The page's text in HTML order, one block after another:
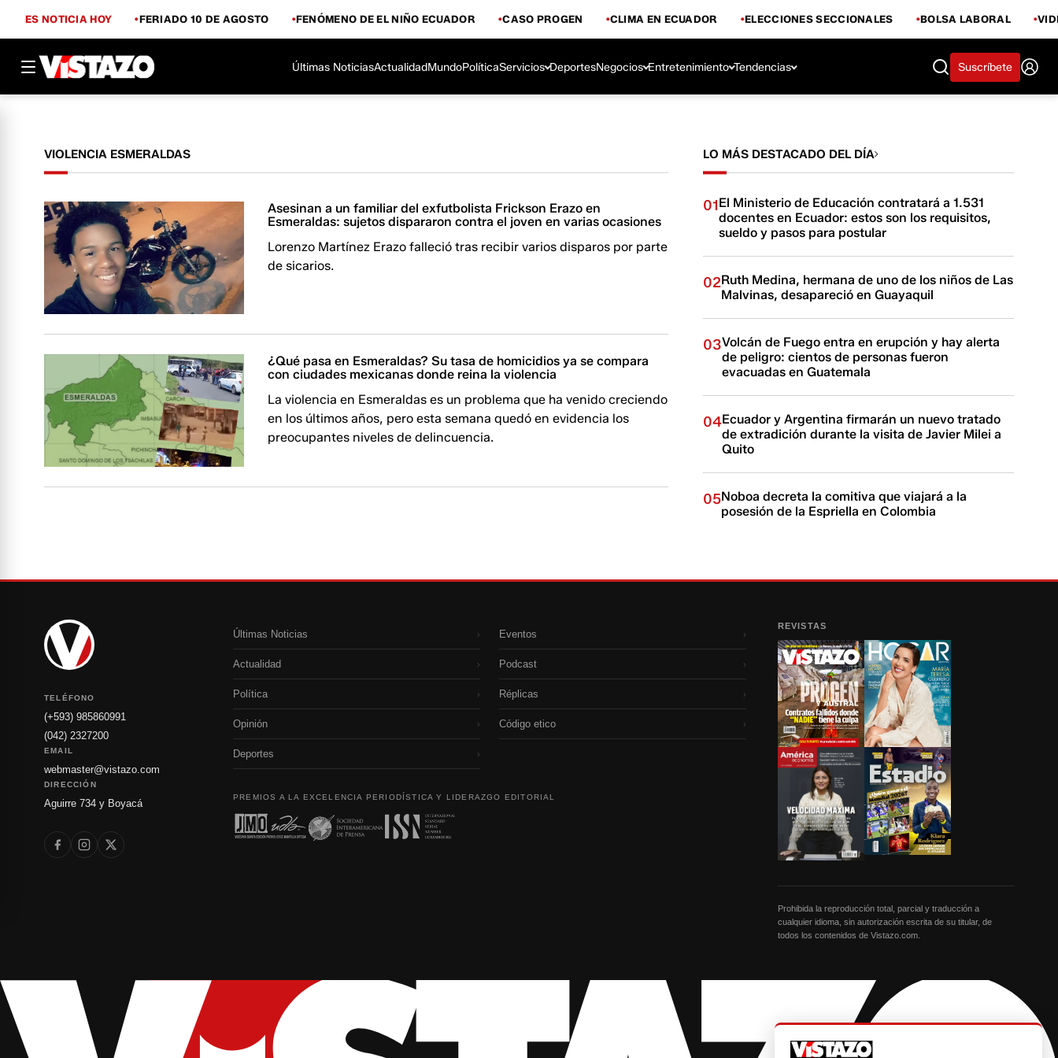
ES NOTICIA HOY FERIADO 10 DE AGOSTO FENÓMENO DE EL NIÑO ECUADOR CASO PROGEN CLIMA EN ECUADOR ELECCIONES SECCIONALES BOLSA LABORAL
Últimas NoticiasActualidadMundoPolíticaServicios DeportesNegocios Entretenimiento Tendencias Suscríbete
VIOLENCIA ESMERALDAS
Asesinan a un familiar del exfutbolista Frickson Erazo en
Esmeraldas: sujetos dispararon contra el joven en varias ocasiones
Lorenzo Martínez Erazo falleció tras recibir varios disparos por parte
de sicarios.
¿Qué pasa en Esmeraldas? Su tasa de homicidios ya se compara
con ciudades mexicanas donde reina la violencia
La violencia en Esmeraldas es un problema que ha venido creciendo
en los últimos años, pero esta semana quedó en evidencia los
preocupantes niveles de delincuencia.
LO MÁS DESTACADO DEL DÍA
01El Ministerio de Educación contratará a 1.531
docentes en Ecuador: estos son los requisitos,
sueldo y pasos para postular
02Ruth Medina, hermana de uno de los niños de Las
Malvinas, desapareció en Guayaquil
03Volcán de Fuego entra en erupción y hay alerta
de peligro: cientos de personas fueron
evacuadas en Guatemala
04Ecuador y Argentina firmarán un nuevo tratado
de extradición durante la visita de Javier Milei a
Quito
05Noboa decreta la comitiva que viajará a la
posesión de la Espriella en Colombia
TELÉFONO
(+593) 985860991
(042) 2327200
EMAIL
webmaster@vistazo.com
DIRECCIÓN
Aguirre 734 y Boyacá
Últimas Noticias ›
Actualidad ›
Política ›
Opinión ›
Deportes ›
Eventos ›
Podcast ›
Réplicas ›
Código etico ›
PREMIOS A LA EXCELENCIA PERIODÍSTICA Y LIDERAZGO EDITORIAL
REVISTAS
Prohibida la reproducción total, parcial y traducción a
cualquier idioma, sin autorización escrita de su titular, de
todos los contenidos de Vistazo.com.